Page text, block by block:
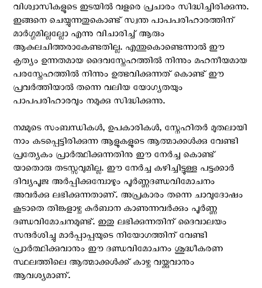
വിശ്വാസികളുടെ ഇടയില്‍ വളരെ പ്രചാരം സിദ്ധിച്ചിരിക്കുന്നു.
ഇങ്ങനെ ചെയ്യുന്നതുകൊണ്ട് സ്വന്ത പാപപരിഹാരത്തിന്
മാര്‍ഗ്ഗമില്ലല്ലോ എന്നു വിചാരിച്ച് ആരും
ആകുലചിത്തരാകേണ്ടതില്ല. എന്തുകൊണ്ടെന്നാല്‍ ഈ
കൃത്യം ഉന്നതമായ ദൈവസ്നേഹത്തില്‍ നിന്നും മഹനീയമായ
പരസ്നേഹത്തില്‍ നിന്നും ഉത്ഭവിക്കുന്നത് കൊണ്ട് ഈ
പ്രവര്‍ത്തിയാല്‍ തന്നെ വലിയ യോഗ്യതയും
പാപപരിഹാരവും നമുക്കു സിദ്ധിക്കുന്നു.
നമ്മുടെ സംബന്ധികള്‍, ഉപകാരികള്‍, സ്നേഹിതര്‍ മുതലായി
നാം കടപ്പെട്ടിരിക്കുന്ന ആളുകളുടെ ആത്മാക്കള്‍ക്കു വേണ്ടി
പ്രത്യേകം പ്രാര്‍ത്ഥിക്കുന്നതിനു ഈ നേര്‍ച്ച കൊണ്ട്
യാതൊരു തടസ്സവുമില്ല. ഈ നേര്‍ച്ച കഴിച്ചിട്ടുള്ള പട്ടക്കാര്‍
ദിവ്യപൂജ അര്‍പ്പിക്കുമ്പോഴും പൂര്‍ണ്ണദണ്ഡവിമോചനം
അവര്‍ക്കു ലഭിക്കുന്നതാണ്. അപ്രകാരം തന്നെ ചാവുദോഷം
കൂടാതെ തിങ്കളാഴ്ച കുര്‍ബാന കാണുന്നവര്‍ക്കും പൂര്‍ണ്ണ
ദണ്ഡവിമോചനമുണ്ട്. ഇതു ലഭിക്കുന്നതിന് ദൈവാലയം
സന്ദര്‍ശിച്ചു മാര്‍പ്പാപ്പയുടെ നിയോഗത്തിന് വേണ്ടി
പ്രാര്‍ത്ഥിക്കുവാനും ഈ ദണ്ഡവിമോചനം ശുദ്ധീകരണ
സ്ഥലത്തിലെ ആത്മാക്കള്‍ക്ക് കാഴ്ച വയ്ക്കുവാനും
ആവശ്യമാണ്‌.